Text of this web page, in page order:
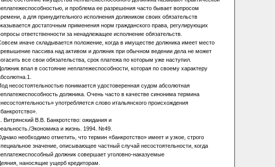
и проблема ее разрешения часто бывает вопросом
а для принудительного исполнения должником своих обязательств
достаточным применения норм гражданского права, регулирующих
ответственности за ненадлежащее исполнение обязательств.
иначе складывается положение, когда в имуществе должника имеет место
пассива над активом и должник при обычном ведении дела не может
все свои обязательства, срок платежа по которым уже наступил.
впал в состояние неплатежеспособности, которая по своему характеру
несостоятельностью понимается удостоверенная судом абсолютная
должника. Очень часто в качестве синонима термина
употребляется слово итальянского происхождения
Витрянский В.В. Банкротство: ожидания и
Экономика и жизнь. 1994. №49.
необходимо отметить, что термин «банкротство» имеет и узкое, строго
значение, описывающее частный случай несостоятельности, когда
должник совершает уголовно-наказуемые
наносящие ущерб кредиторам.